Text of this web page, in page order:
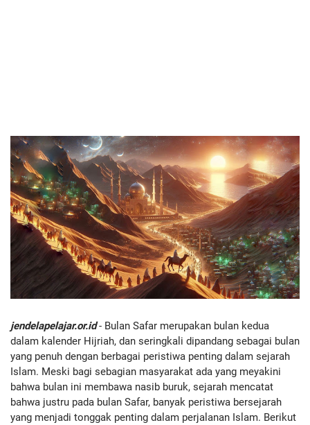
jendelapelajar.or.id- Bulan Safar merupakan bulan kedua
dalam kalender Hijriah, dan seringkali dipandang sebagai bulan
yang penuh dengan berbagai peristiwa penting dalam sejarah
Islam. Meski bagi sebagian masyarakat ada yang meyakini
bahwa bulan ini membawa nasib buruk, sejarah mencatat
bahwa justru pada bulan Safar, banyak peristiwa bersejarah
yang menjadi tonggak penting dalam perjalanan Islam. Berikut